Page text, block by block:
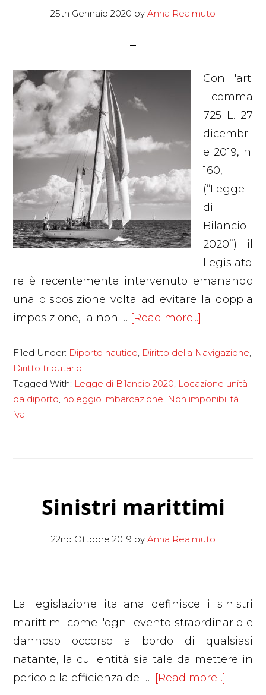
25th Gennaio 2020 by Anna Realmuto
Con l'art.
1 comma
725 L. 27
dicembr
e 2019, n.
160,
(“Legge
di
Bilancio
2020”) il
Legislato
re è recentemente intervenuto emanando
una disposizione volta ad evitare la doppia
imposizione, la non … [Read more...]
IVA
tema
diporto.
di
Filed Under: Diporto nautico, Diritto della Navigazione,
Diritto tributario
Tagged With: Legge di Bilancio 2020, Locazione unità
da diporto, noleggio imbarcazione, Non imponibilità
iva
Sinistri marittimi
22nd Ottobre 2019 by Anna Realmuto
La legislazione italiana definisce i sinistri
marittimi come "ogni evento straordinario e
dannoso occorso a bordo di qualsiasi
natante, la cui entità sia tale da mettere in
pericolo la efficienza del … [Read more...]